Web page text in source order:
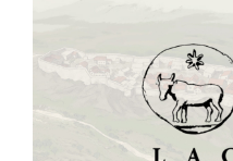
más